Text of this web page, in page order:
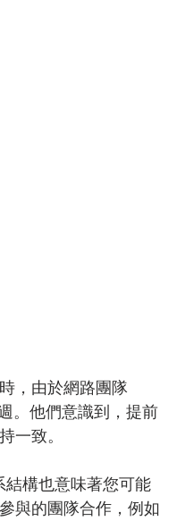
，由於網路團隊
。他們意識到，提前
一致。
結構也意味著您可能
與的團隊合作，例如